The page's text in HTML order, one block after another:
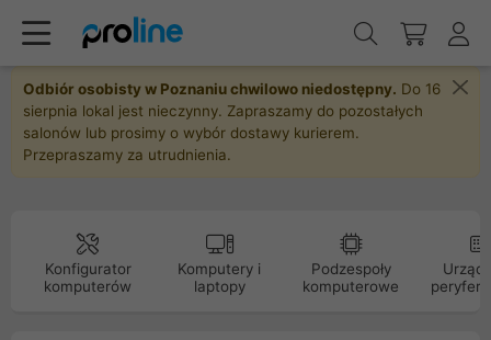
Odbiór osobisty w Poznaniu chwilowo niedostępny. Do 16
sierpnia lokal jest nieczynny. Zapraszamy do pozostałych
salonów lub prosimy o wybór dostawy kurierem.
Przepraszamy za utrudnienia.
Konfigurator
komputerów
Komputery i
laptopy
Podzespoły
komputerowe